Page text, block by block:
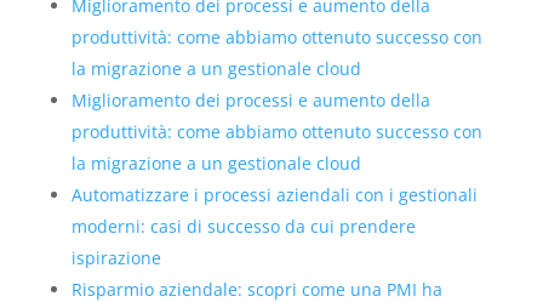
Miglioramento dei processi e aumento della
produttività: come abbiamo ottenuto successo con
la migrazione a un gestionale cloud
Miglioramento dei processi e aumento della
produttività: come abbiamo ottenuto successo con
la migrazione a un gestionale cloud
Automatizzare i processi aziendali con i gestionali
moderni: casi di successo da cui prendere
ispirazione
Risparmio aziendale: scopri come una PMI ha